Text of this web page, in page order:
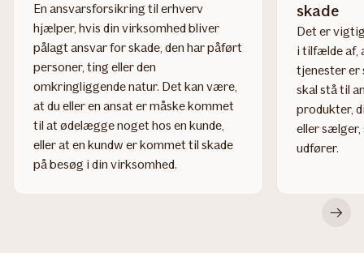
En ansvarsforsikring til erhverv
hjælper, hvis din virksomhed bliver
pålagt ansvar for skade, den har påført
personer, ting eller den
omkringliggende natur. Det kan være,
at du eller en ansat er måske kommet
til at ødelægge noget hos en kunde,
eller at en kundw er kommet til skade
på besøg i din virksomhed.
skade
Det er
i tilfælde af,
tjenester er
skal stå til
produkter,
eller
udfører.
Rul